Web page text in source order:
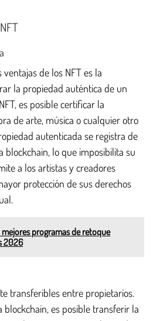
de los NFT es la
la propiedad auténtica de un
es posible certificar la
de arte, música o cualquier otro
autenticada se registra de
blockchain, lo que imposibilita su
a los artistas y creadores
protección de sus derechos
mejores programas de retoque
2026
transferibles entre propietarios.
blockchain, es posible transferir la